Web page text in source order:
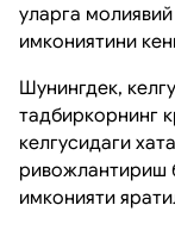
уларга
имкониятини
Шунингдек,
тадбиркорнинг
келгусидаги
ривожлантириш
имконияти